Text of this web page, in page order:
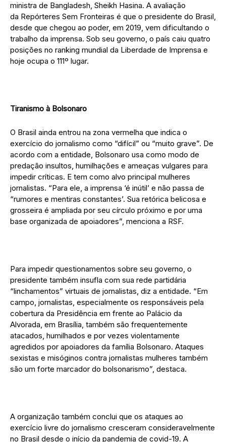
ministra de Bangladesh, Sheikh Hasina. A avaliação
da Repórteres Sem Fronteiras é que o presidente do Brasil,
desde que chegou ao poder, em 2019, vem dificultando o
trabalho da imprensa. Sob seu governo, o país caiu quatro
posições no ranking mundial da Liberdade de Imprensa e
hoje ocupa o 111º lugar.
Tiranismo à Bolsonaro
O Brasil ainda entrou na zona vermelha que indica o
exercício do jornalismo como “difícil” ou “muito grave”. De
acordo com a entidade, Bolsonaro usa como modo de
predação insultos, humilhações e ameaças vulgares para
impedir críticas. E tem como alvo principal mulheres
jornalistas. “Para ele, a imprensa ‘é inútil’ e não passa de
“rumores e mentiras constantes’. Sua retórica belicosa e
grosseira é ampliada por seu círculo próximo e por uma
base organizada de apoiadores”, menciona a RSF.
Para impedir questionamentos sobre seu governo, o
presidente também insufla com sua rede partidária
“linchamentos” virtuais de jornalistas, diz a entidade. “Em
campo, jornalistas, especialmente os responsáveis pela
cobertura da Presidência em frente ao Palácio da
Alvorada, em Brasília, também são frequentemente
atacados, humilhados e por vezes violentamente
agredidos por apoiadores da família Bolsonaro. Ataques
sexistas e misóginos contra jornalistas mulheres também
são um forte marcador do bolsonarismo”, destaca.
A organização também conclui que os ataques ao
exercício livre do jornalismo cresceram consideravelmente
no Brasil desde o início da pandemia de covid-19. A